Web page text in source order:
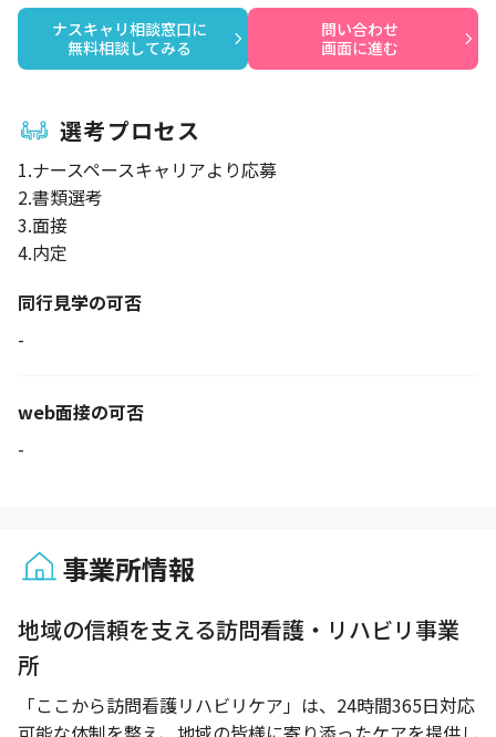
ナスキャリ相談窓口に
無料相談してみる
問い合わせ
画面に進む
選考プロセス
1.ナースペースキャリアより応募
2.書類選考
3.面接
4.内定
同行見学の可否
-
web面接の可否
-
事業所情報
地域の信頼を支える訪問看護・リハビリ事業
所
「ここから訪問看護リハビリケア」は、24時間365日対応